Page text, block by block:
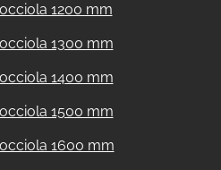
1200 mm
1300 mm
1400 mm
1500 mm
1600 mm